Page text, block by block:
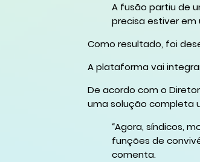
A fusão partiu de
precisa estiver em
Como resultado, foi
A plataforma vai
De acordo com o
uma solução completa
“Agora, síndicos,
funções de
comenta.